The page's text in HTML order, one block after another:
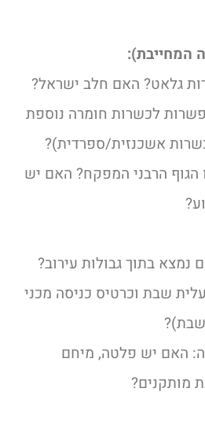
המחייבת):
גלאט? האם חלב ישראל?
לכשרות חומרה נוספת
אשכנזית/ספרדית)?
הגוף הרבני המפקח? האם יש
נמצא בתוך גבולות עירוב?
שבת וכרטיס כניסה מכני
האם יש פלטה, מיחם
מותקנים?